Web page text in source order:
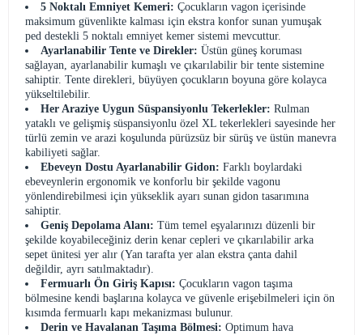
5 Noktalı Emniyet Kemeri: Çocukların vagon içerisinde
maksimum güvenlikte kalması için ekstra konfor sunan yumuşak
ped destekli 5 noktalı emniyet kemer sistemi mevcuttur.
Ayarlanabilir Tente ve Direkler: Üstün güneş koruması
sağlayan, ayarlanabilir kumaşlı ve çıkarılabilir bir tente sistemine
sahiptir. Tente direkleri, büyüyen çocukların boyuna göre kolayca
yükseltilebilir.
Her Araziye Uygun Süspansiyonlu Tekerlekler: Rulman
yataklı ve gelişmiş süspansiyonlu özel XL tekerlekleri sayesinde her
türlü zemin ve arazi koşulunda pürüzsüz bir sürüş ve üstün manevra
kabiliyeti sağlar.
Ebeveyn Dostu Ayarlanabilir Gidon: Farklı boylardaki
ebeveynlerin ergonomik ve konforlu bir şekilde vagonu
yönlendirebilmesi için yükseklik ayarı sunan gidon tasarımına
sahiptir.
Geniş Depolama Alanı: Tüm temel eşyalarınızı düzenli bir
şekilde koyabileceğiniz derin kenar cepleri ve çıkarılabilir arka
sepet ünitesi yer alır (Yan tarafta yer alan ekstra çanta dahil
değildir, ayrı satılmaktadır).
Fermuarlı Ön Giriş Kapısı: Çocukların vagon taşıma
bölmesine kendi başlarına kolayca ve güvenle erişebilmeleri için ön
kısımda fermuarlı kapı mekanizması bulunur.
Derin ve Havalanan Taşıma Bölmesi: Optimum hava